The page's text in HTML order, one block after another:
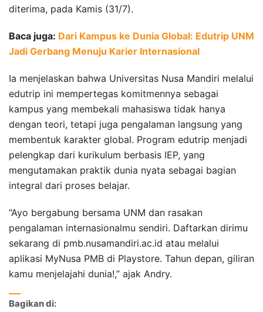
diterima, pada Kamis (31/7).
Baca juga: Dari Kampus ke Dunia Global: Edutrip UNM
Jadi Gerbang Menuju Karier Internasional
Ia menjelaskan bahwa Universitas Nusa Mandiri melalui
edutrip ini mempertegas komitmennya sebagai
kampus yang membekali mahasiswa tidak hanya
dengan teori, tetapi juga pengalaman langsung yang
membentuk karakter global. Program edutrip menjadi
pelengkap dari kurikulum berbasis IEP, yang
mengutamakan praktik dunia nyata sebagai bagian
integral dari proses belajar.
“Ayo bergabung bersama UNM dan rasakan
pengalaman internasionalmu sendiri. Daftarkan dirimu
sekarang di pmb.nusamandiri.ac.id atau melalui
aplikasi MyNusa PMB di Playstore. Tahun depan, giliran
kamu menjelajahi dunia!,” ajak Andry.
Bagikan di: